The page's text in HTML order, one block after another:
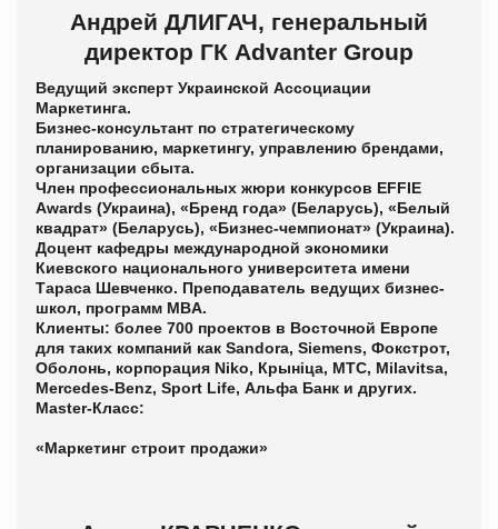
Андрей ДЛИГАЧ, генеральный
директор ГК Advanter Group
Ведущий эксперт Украинской Ассоциации
Маркетинга.
Бизнес-консультант по стратегическому
планированию, маркетингу, управлению брендами,
организации сбыта.
Член профессиональных жюри конкурсов EFFIE
Awards (Украина), «Бренд года» (Беларусь), «Белый
квадрат» (Беларусь), «Бизнес-чемпионат» (Украина).
Доцент кафедры международной экономики
Киевского национального университета имени
Тараса Шевченко. Преподаватель ведущих бизнес-
школ, программ MBA.
Клиенты: более 700 проектов в Восточной Европе
для таких компаний как Sandora, Siemens, Фокстрот,
Оболонь, корпорация Niko, Крыніца, МТС, Milavitsa,
Mercedes-Benz, Sport Life, Альфа Банк и других.
Master-Класс:
«Маркетинг строит продажи»